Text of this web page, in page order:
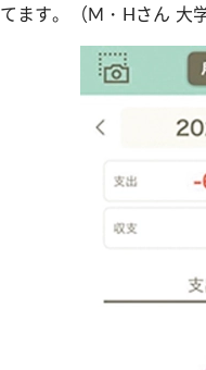
ます。（M・Hさん 大学